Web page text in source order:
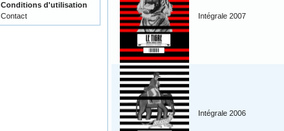
Intégrale 2007
Intégrale 2006
Conditions d'utilisation
Contact